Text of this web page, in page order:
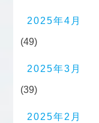
2025年4月
(49)
2025年3月
(39)
2025年2月